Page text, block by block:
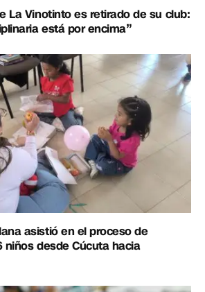
La Vinotinto es retirado de su club:
está por encima”
asistió en el proceso de
niños desde Cúcuta hacia